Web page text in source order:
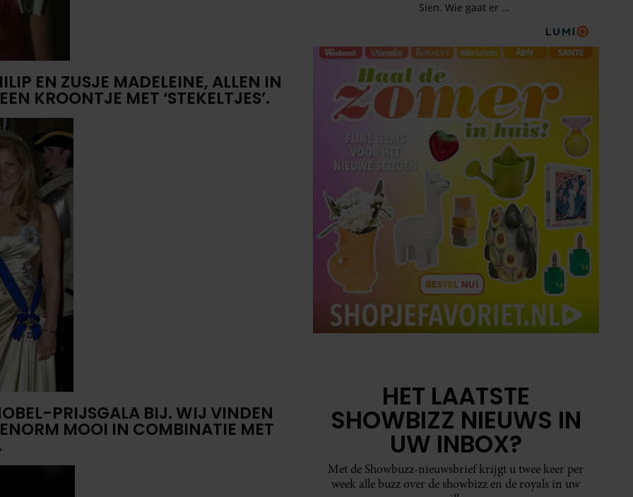
EN ZUSJE MADELEINE, ALLEN IN
KROONTJE MET ‘STEKELTJES’.
PRIJSGALA BIJ. WIJ VINDEN
MOOI IN COMBINATIE MET
HET LAATSTE
SHOWBIZZ NIEUWS IN
UW INBOX?
Met de Showbuzz-nieuwsbrief krijgt u twee keer per
week alle buzz over de showbizz en de royals in uw